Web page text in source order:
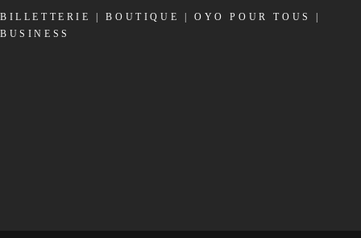
BILLETTERIE |BOUTIQUE |OYO POUR TOUS
BUSINESS